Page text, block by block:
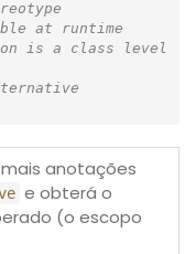
at runtime
is a class level
anotações
e obterá o
(o escopo